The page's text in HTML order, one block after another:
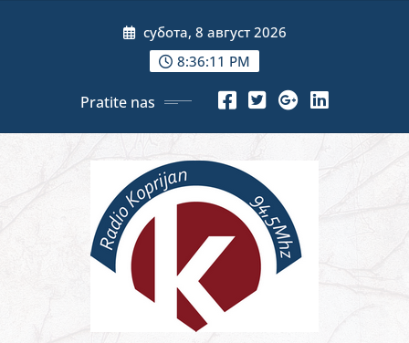
субота, 8 август 2026
8:36:13 PM
Pratite nas